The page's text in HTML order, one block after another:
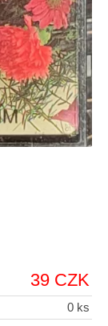
39 CZK
0 ks